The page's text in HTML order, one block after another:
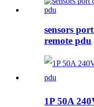
sensors
remote pdu
1P 50A